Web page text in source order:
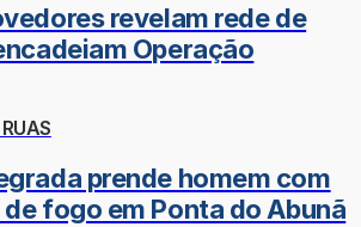
revelam rede de
Operação
prende homem com
fogo em Ponta do Abunã